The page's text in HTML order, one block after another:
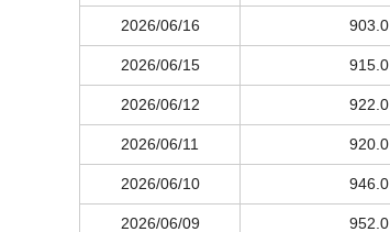
2026/06/16 903.0
2026/06/15 915.0
2026/06/12 922.0
2026/06/11 920.0
2026/06/10 946.0
2026/06/09 952.0